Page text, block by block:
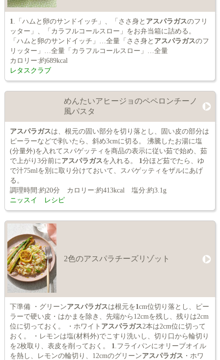
1 .「ハムと卵のサンドイッチ」、「ささ身と アスパラガスのフリ
ッター」、「カラフルコールスロー」をお弁当箱に詰める。
「ハムと卵のサンドイッチ」…全量「ささ身と アスパラガスのフ
リッター」…全量「カラフルコールスロー」…全量
カロリー:約689kcal
レタスクラブ
めんたいアヒージョのペペロンチーノ
風パスタ
アスパラガスは、根元の固い部分を切り落とし、固い皮の部分は
ピーラーなどで剥いたら、斜め3cmに切る。 沸騰したお湯に塩
(分量外)を入れてスパゲッティを商品の表示に従い茹で始め、茹
で上がり3分前に アスパラガスを入れる。 1 分ほど茹でたら、ゆ
で汁75mlを別に取り分けておいて、スパゲッティをザルにあげ
る。
調理時間:約20分 カロリー:約413kcal 塩分:約3.1g
ニッスイ レシピ
2色のアスパラチーズリゾット
下準備 ・グリーンアスパラガスは根元を1 cm位切り落とし、ピー
ラーで硬い皮・はかまを除き、先端から12cmを残し、残りは2cm
位に切っておく。 ・ホワイト アスパラガス2本は2cm位に切って
おく。 ・レモンは塩(材料外)でこすり洗いし、切り口から輪切り
を2枚取り、表皮を削っておく。 1 .フライパンにオリーブオイル
を熱し、レモンの輪切り、12cmのグリーンアスパラガス ・ホワ